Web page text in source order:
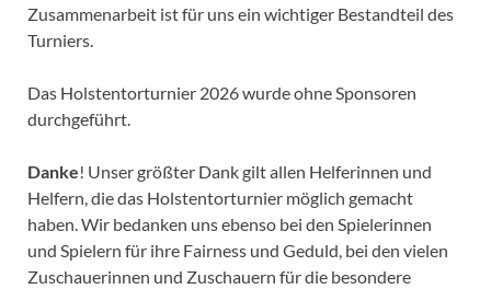
Zusammenarbeit ist für uns ein wichtiger Bestandteil des
Turniers.
Das Holstentorturnier 2026 wurde ohne Sponsoren
durchgeführt.
Danke! Unser größter Dank gilt allen Helferinnen und
Helfern, die das Holstentorturnier möglich gemacht
haben. Wir bedanken uns ebenso bei den Spielerinnen
und Spielern für ihre Fairness und Geduld, bei den vielen
Zuschauerinnen und Zuschauern für die besondere